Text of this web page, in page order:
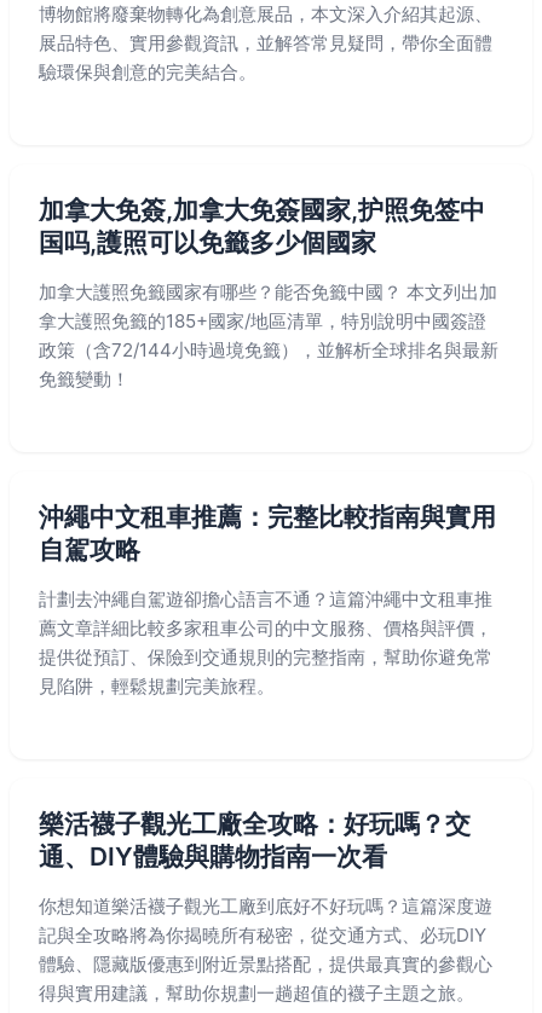
博物館將廢棄物轉化為創意展品，本文深入介紹其起源、
展品特色、實用參觀資訊，並解答常見疑問，帶你全面體
驗環保與創意的完美結合。
加拿大免簽,加拿大免簽國家,护照免签中
国吗,護照可以免籤多少個國家
加拿大護照免籤國家有哪些？能否免籤中國？ 本文列出加
拿大護照免籤的185+國家/地區清單，特別說明中國簽證
政策（含72/144小時過境免籤），並解析全球排名與最新
免籤變動！
沖繩中文租車推薦：完整比較指南與實用
自駕攻略
計劃去沖繩自駕遊卻擔心語言不通？這篇沖繩中文租車推
薦文章詳細比較多家租車公司的中文服務、價格與評價，
提供從預訂、保險到交通規則的完整指南，幫助你避免常
見陷阱，輕鬆規劃完美旅程。
樂活襪子觀光工廠全攻略：好玩嗎？交
通、DIY體驗與購物指南一次看
你想知道樂活襪子觀光工廠到底好不好玩嗎？這篇深度遊
記與全攻略將為你揭曉所有秘密，從交通方式、必玩DIY
體驗、隱藏版優惠到附近景點搭配，提供最真實的參觀心
得與實用建議，幫助你規劃一趟超值的襪子主題之旅。